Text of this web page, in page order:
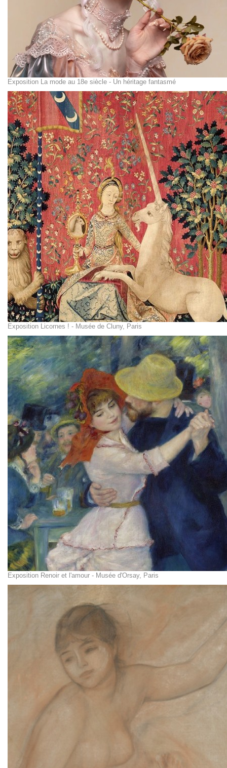
Exposition La mode au 18e siècle - Un héritage fantasmé
Exposition Licornes ! - Musée de Cluny, Paris
Exposition Renoir et l'amour - Musée d'Orsay, Paris